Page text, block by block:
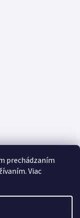
prechádzaním
Viac